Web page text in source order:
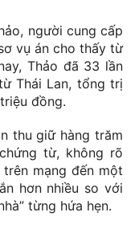
người cung cấp
vụ án cho thấy từ
Thảo đã 33 lần
Thái Lan, tổng trị
đồng.
thu giữ hàng trăm
từ, không rõ
mạng đến một
hơn nhiều so với
từng hứa hẹn.